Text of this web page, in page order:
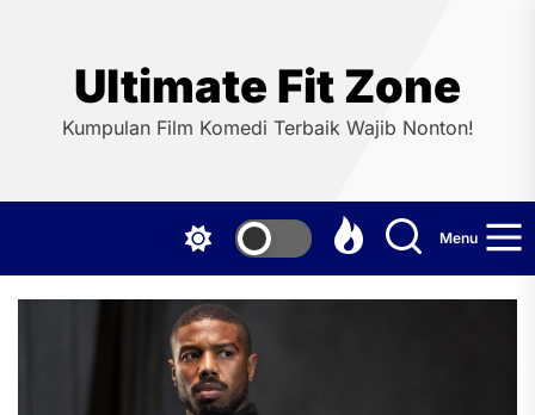
Ultimate Fit Zone
Kumpulan Film Komedi Terbaik Wajib Nonton!
Menu